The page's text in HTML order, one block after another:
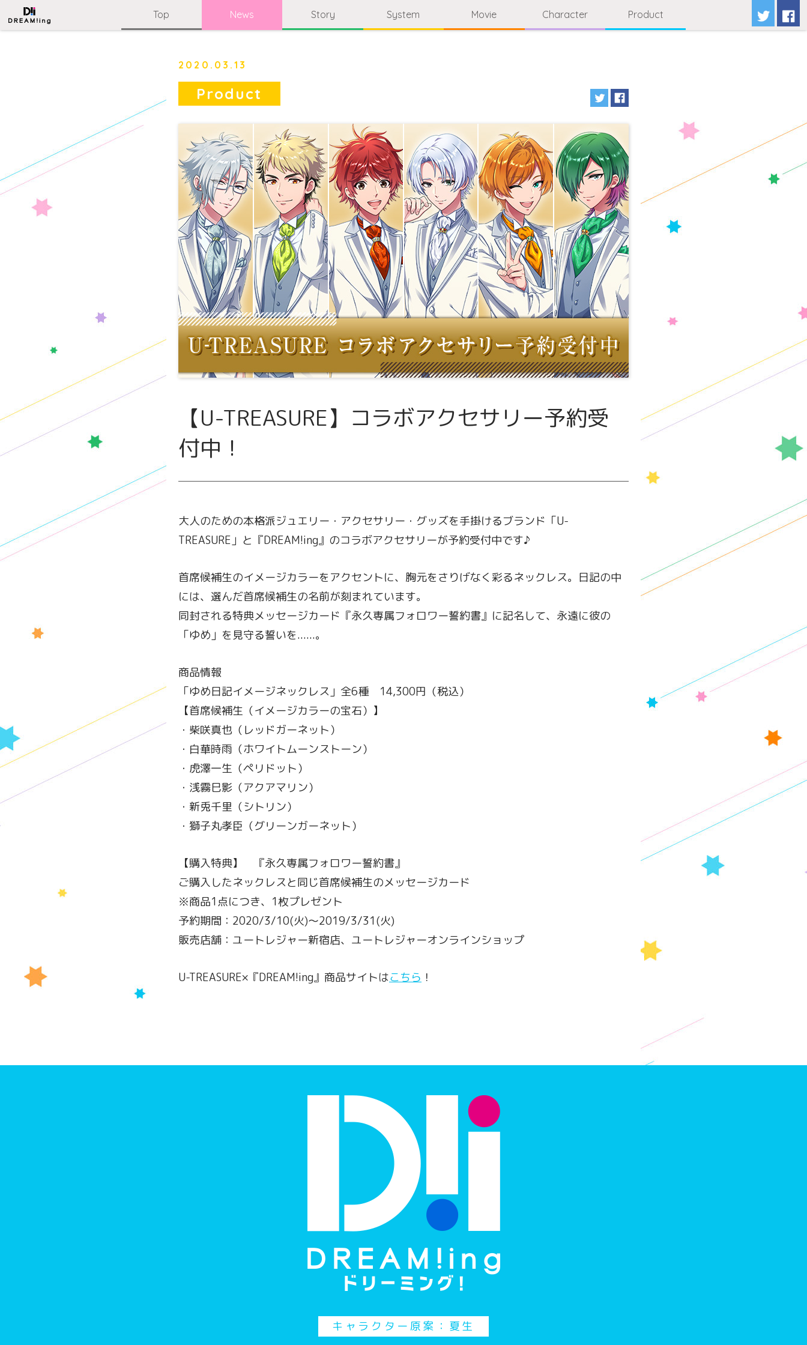
Top News Story System Movie Character Product
2020.03.13
【U-TREASURE】コラボアクセサリー予約受
付中！
大人のための本格派ジュエリー・アクセサリー・グッズを手掛けるブランド「U-
TREASURE」と『DREAM!ing』のコラボアクセサリーが予約受付中です♪
首席候補生のイメージカラーをアクセントに、胸元をさりげなく彩るネックレス。日記の中
には、選んだ首席候補生の名前が刻まれています。
同封される特典メッセージカード『永久専属フォロワー誓約書』に記名して、永遠に彼の
「ゆめ」を見守る誓いを......。
商品情報
「ゆめ日記イメージネックレス」全6種 14,300円（税込）
【首席候補生（イメージカラーの宝石）】
・柴咲真也（レッドガーネット）
・白華時雨（ホワイトムーンストーン）
・虎澤一生（ペリドット）
・浅霧巳影（アクアマリン）
・新兎千里（シトリン）
・獅子丸孝臣（グリーンガーネット）
【購入特典】 『永久専属フォロワー誓約書』
ご購入したネックレスと同じ首席候補生のメッセージカード
※商品1点につき、1枚プレゼント
予約期間：2020/3/10(火)～2019/3/31(火)
販売店舗：ユートレジャー新宿店、ユートレジャーオンラインショップ
U-TREASURE×『DREAM!ing』商品サイトはこちら ！
キャラクター原案：夏生